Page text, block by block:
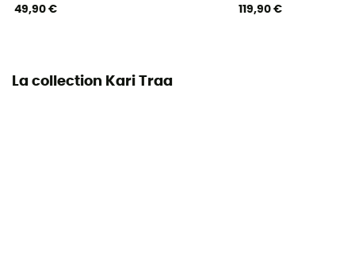
49,90 € 119,90 €
La collection Kari Traa